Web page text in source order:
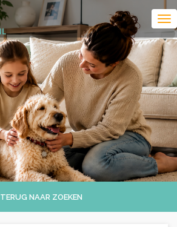
TERUG NAAR ZOEKEN